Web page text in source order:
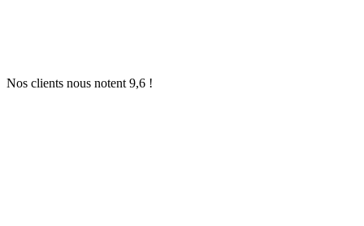
Nos clients nous notent 9,6 !